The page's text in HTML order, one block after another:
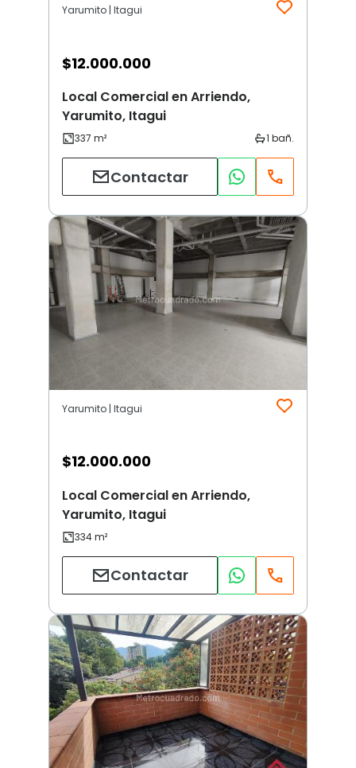
Yarumito | Itagui
$12.000.000
Local Comercial en Arriendo,
Yarumito, Itagui
Contactar
Yarumito | Itagui
$12.000.000
Local Comercial en Arriendo,
Yarumito, Itagui
Contactar